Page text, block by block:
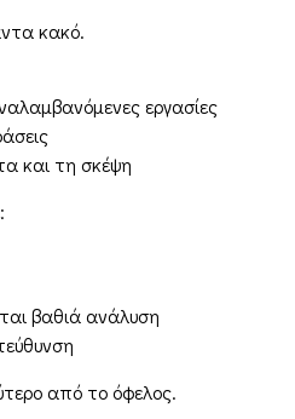
κακό.
εργασίες
και τη σκέψη
βαθιά ανάλυση
από το όφελος.